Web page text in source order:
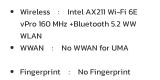
Wireless : Intel AX211 Wi-Fi 6E
vPro 160 MHz +Bluetooth 5.2 WW
WLAN
WWAN : No WWAN for UMA
Fingerprint : No Fingerprint